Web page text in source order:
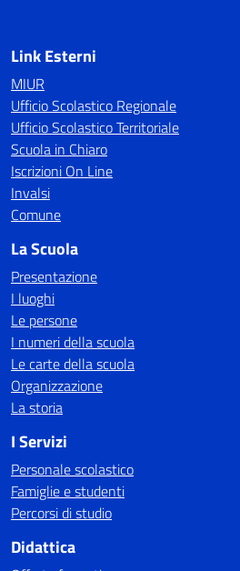
Link Esterni
MIUR
Ufficio Scolastico Regionale
Ufficio Scolastico Territoriale
Scuola in Chiaro
Iscrizioni On Line
Invalsi
Comune
La Scuola
Presentazione
I luoghi
Le persone
I numeri della scuola
Le carte della scuola
Organizzazione
La storia
I Servizi
Personale scolastico
Famiglie e studenti
Percorsi di studio
Didattica